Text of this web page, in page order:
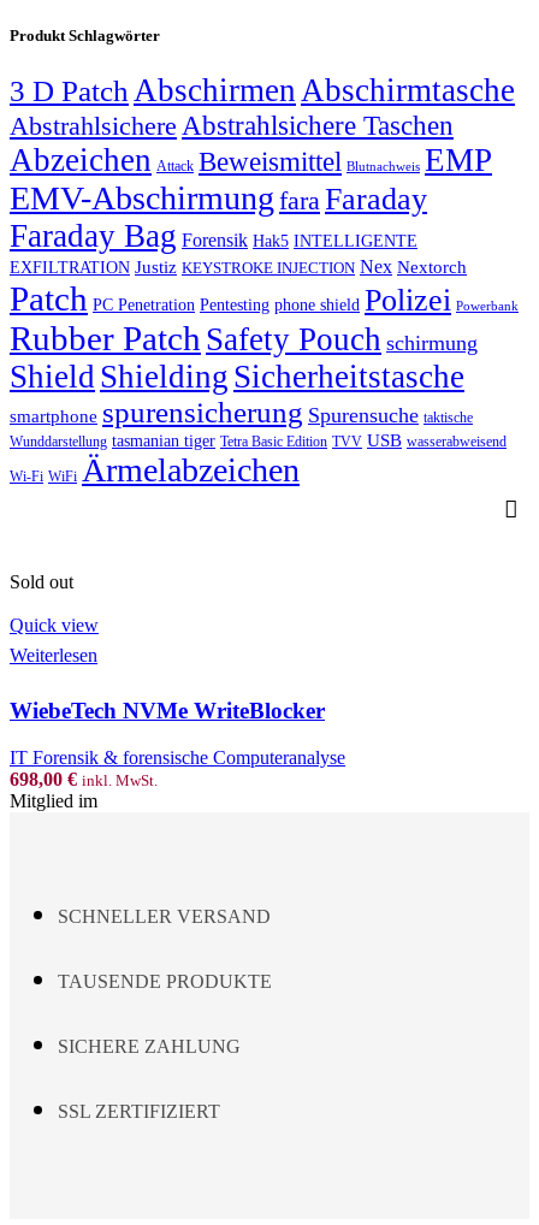
Produkt Schlagwörter
3 D Patch AbschirmenAbschirmtasche
Abstrahlsichere Abstrahlsichere Taschen
Abzeichen Attack Beweismittel Blutnachweis EMP
EMV-Abschirmung faraFaraday
Faraday Bag Forensik Hak5 INTELLIGENTE
EXFILTRATION Justiz KEYSTROKE INJECTION Nex Nextorch
Patch PC Penetration Pentesting phone shield Polizei Powerbank
Rubber Patch Safety Pouch schirmung
ShieldShielding Sicherheitstasche
smartphone spurensicherung Spurensuche taktische
Wunddarstellung tasmanian tiger Tetra Basic Edition TVV USB wasserabweisend
Wi-Fi WiFi Ärmelabzeichen
Sold out
Quick view
Weiterlesen
WiebeTech NVMe WriteBlocker
IT Forensik & forensische Computeranalyse
698,00 € inkl. MwSt.
Mitglied im
SCHNELLER VERSAND
TAUSENDE PRODUKTE
SICHERE ZAHLUNG
SSL ZERTIFIZIERT